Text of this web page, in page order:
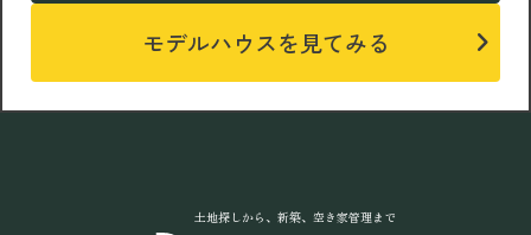
モデルハウスを見てみる
土地探しから、新築、空き家管理まで